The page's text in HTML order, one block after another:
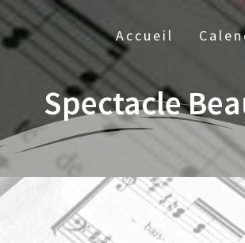
Accueil
Spectacle